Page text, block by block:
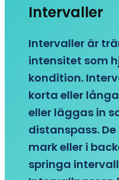
Intervaller
Intervaller är
intensitet som
kondition.
korta eller
eller läggas in
distanspass.
mark eller i
springa